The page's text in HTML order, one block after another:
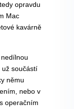
opravdu
Mac
kavárně
už součástí
němu
nebo v
operačním